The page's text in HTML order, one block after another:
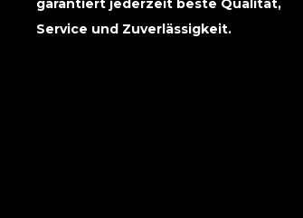
garantiert jederzeit beste Qualität,
Service und Zuverlässigkeit.